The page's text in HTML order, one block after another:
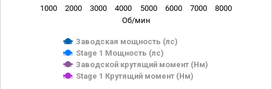
Об/мин
Заводская мощность (лс)
Stage 1 Мощность (лс)
Заводской крутящий момент (Нм)
Stage 1 Крутящий момент (Нм)
1000 2000 3000 4000 5000 6000 7000 8000